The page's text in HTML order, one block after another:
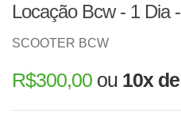
Locação Bcw - 1 Dia
SCOOTER BCW
R$300,00 ou 10x